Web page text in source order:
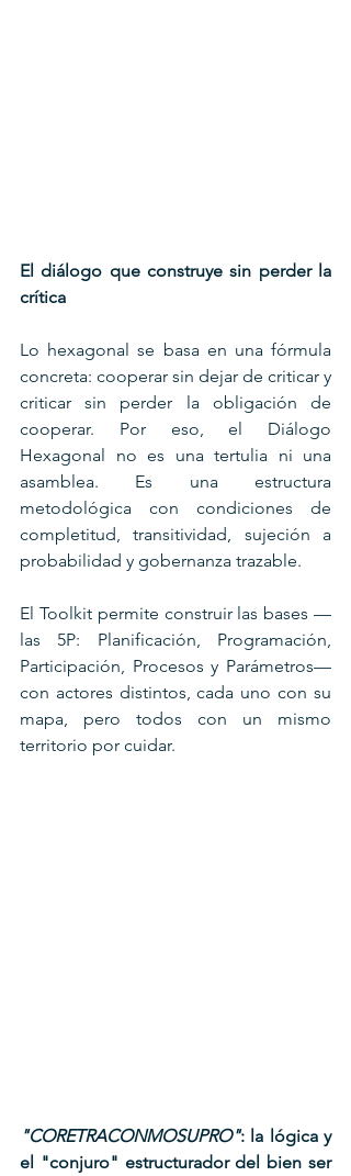
El diálogo que construye sin perder la
crítica
Lo hexagonal se basa en una fórmula
concreta: cooperar sin dejar de criticar y
criticar sin perder la obligación de
cooperar. Por eso, el Diálogo
Hexagonal no es una tertulia ni una
asamblea. Es una estructura
metodológica con condiciones de
completitud, transitividad, sujeción a
probabilidad y gobernanza trazable.
El Toolkit permite construir las bases —
las 5P: Planificación, Programación,
Participación, Procesos y Parámetros—
con actores distintos, cada uno con su
mapa, pero todos con un mismo
territorio por cuidar.
"CORETRACONMOSUPRO": la lógica y
el "conjuro" estructurador del bien ser